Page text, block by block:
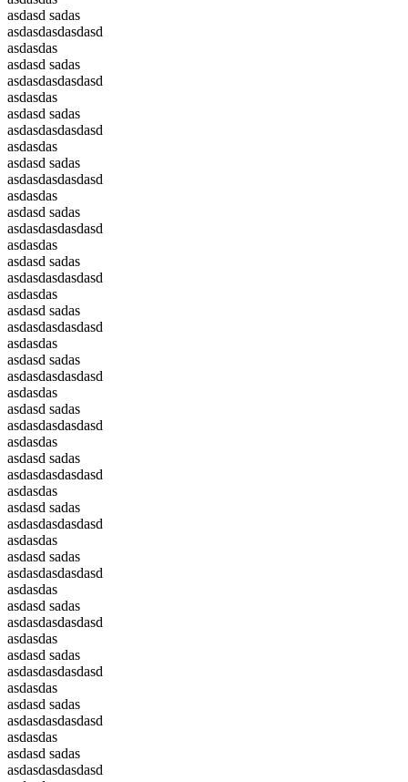
asdasd sadas
asdasdasdasdasd
asdasdas
asdasd sadas
asdasdasdasdasd
asdasdas
asdasd sadas
asdasdasdasdasd
asdasdas
asdasd sadas
asdasdasdasdasd
asdasdas
asdasd sadas
asdasdasdasdasd
asdasdas
asdasd sadas
asdasdasdasdasd
asdasdas
asdasd sadas
asdasdasdasdasd
asdasdas
asdasd sadas
asdasdasdasdasd
asdasdas
asdasd sadas
asdasdasdasdasd
asdasdas
asdasd sadas
asdasdasdasdasd
asdasdas
asdasd sadas
asdasdasdasdasd
asdasdas
asdasd sadas
asdasdasdasdasd
asdasdas
asdasd sadas
asdasdasdasdasd
asdasdas
asdasd sadas
asdasdasdasdasd
asdasdas
asdasd sadas
asdasdasdasdasd
asdasdas
asdasd sadas
asdasdasdasdasd